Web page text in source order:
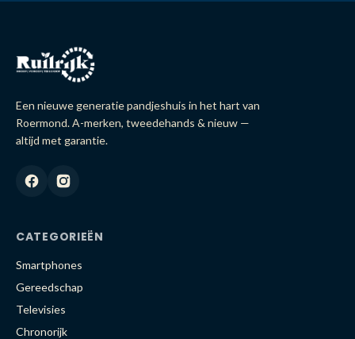
Een nieuwe generatie pandjeshuis in het hart van
Roermond. A-merken, tweedehands & nieuw —
altijd met garantie.
CATEGORIEËN
Smartphones
Gereedschap
Televisies
Chronorijk